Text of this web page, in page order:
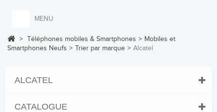
MENU
> Téléphones mobiles & Smartphones > Mobiles et
Smartphones Neufs > Trier par marque > Alcatel
ALCATEL
CATALOGUE